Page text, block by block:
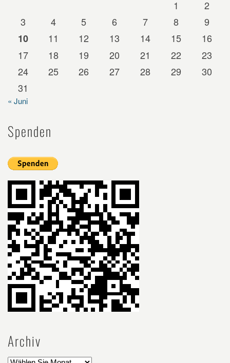
1
2
3
4 5 6 7 8
9
10
11 12 13 14 15
16
17
18 19 20 21 22
23
24
25 26 27 28 29
30
31
« Juni
Spenden
Archiv